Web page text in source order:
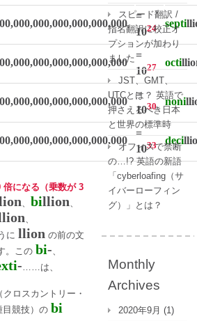
=
1024 septi
=
1027 octi
=
1030 noni
=
1033 deci
倍になる（乗数が 3
billion
に llion の前の文
。この bi-
- ……は、
（クロスカントリー・
目競技）の bi
スピード翻訳 /
指名翻訳に校正オ
プションが加わり
ました
JST、GMT、
UTCとは？ 英語で
押さえるべき日本
と世界の標準時
オフィスで禁断
の…!? 英語の新語
「cyberloafing（サ
イバーローフィン
グ）」とは？
Monthly
Archives
2020年9月 (1)